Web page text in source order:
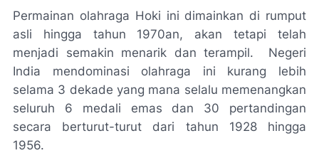
Permainan olahraga Hoki ini dimainkan di rumput
asli hingga tahun 1970an, akan tetapi telah
menjadi semakin menarik dan terampil. Negeri
India mendominasi olahraga ini kurang lebih
selama 3 dekade yang mana selalu memenangkan
seluruh 6 medali emas dan 30 pertandingan
secara berturut-turut dari tahun 1928 hingga
1956.